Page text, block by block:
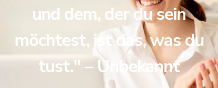
und dem, der du sein
möchtest, ist das, was du
tust." – Unbekannt